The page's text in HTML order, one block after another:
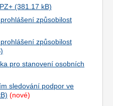
způsobilost
způsobilost
pro stanovení osobních
sledování podpor ve
(nové)